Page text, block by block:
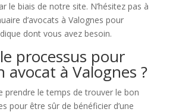
le biais de notre site. N’hésitez pas à
d’avocats à Valognes pour
dont vous avez besoin.
processus pour
avocat à Valognes ?
prendre le temps de trouver le bon
pour être sûr de bénéficier d’une